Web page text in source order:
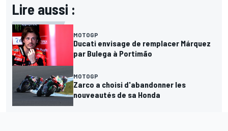
Lire aussi :
MOTOGP
Ducati envisage de remplacer Márquez
par Bulega à Portimão
MOTOGP
Zarco a choisi d'abandonner les
nouveautés de sa Honda